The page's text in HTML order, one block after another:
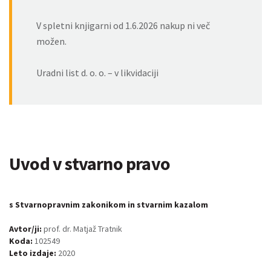
V spletni knjigarni od 1.6.2026 nakup ni več
možen.
Uradni list d. o. o. – v likvidaciji
Uvod v stvarno pravo
s Stvarnopravnim zakonikom in stvarnim kazalom
Avtor/ji: prof. dr. Matjaž Tratnik
Koda: 102549
Leto izdaje: 2020